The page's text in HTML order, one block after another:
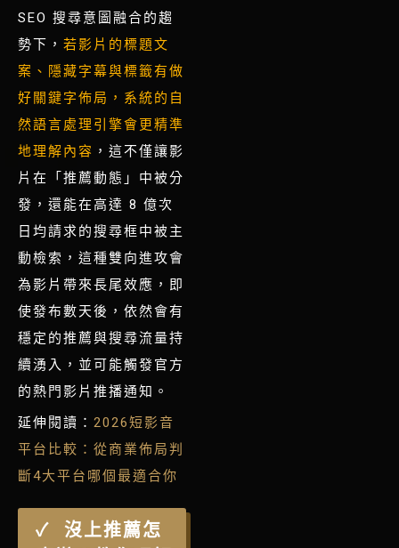
SEO 搜尋意圖融合的趨
勢下， 若影片的標題文
案、隱藏字幕與標籤有做
好關鍵字佈局，系統的自
然語言處理引擎會更精準
地理解內容 ， 這不僅讓影
片在「推薦動態」中被分
發，還能在高達 8 億次
日均請求的搜尋框中被主
動檢索， 這種雙向進攻會
為影片帶來長尾效應，即
使發布數天後，依然會有
穩定的推薦與搜尋流量持
續湧入，並可能觸發官方
的熱門影片推播通知。
延伸閱讀： 2026短影音
平台比較：從商業佈局判
斷4大平台哪個最適合你
沒上推薦怎